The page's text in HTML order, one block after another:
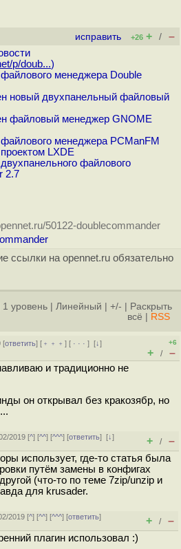
исправить +26 + / –
p/doub...)
менеджера Double
новый двухпанельный файловый
файловый менеджер GNOME
менеджера PCManFM
LXDE
файлового
2.7
50122-doublecommander
ссылки на opennet.ru обязательно
1 уровень Линейный +/-
Раскрыть
всё
RSS
[ответить] [ ﹢﹢﹢] [ · · ·][↓]
+6
+ / –
и традиционно не
он открывал без кракозябр, но
2019 [^] [^^] [^^^] [ответить][↓]
+ / –
использует, где-то статья была
путём замены в конфигах
(что-то по теме 7zip/unzip и
для krusader.
2019 [^] [^^] [^^^] [ответить]
+ / –
плагин использовал :)